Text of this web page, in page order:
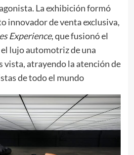
La exhibición formó
innovador de venta exclusiva,
Experience, que fusionó el
lujo automotriz de una
vista, atrayendo la atención de
de todo el mundo